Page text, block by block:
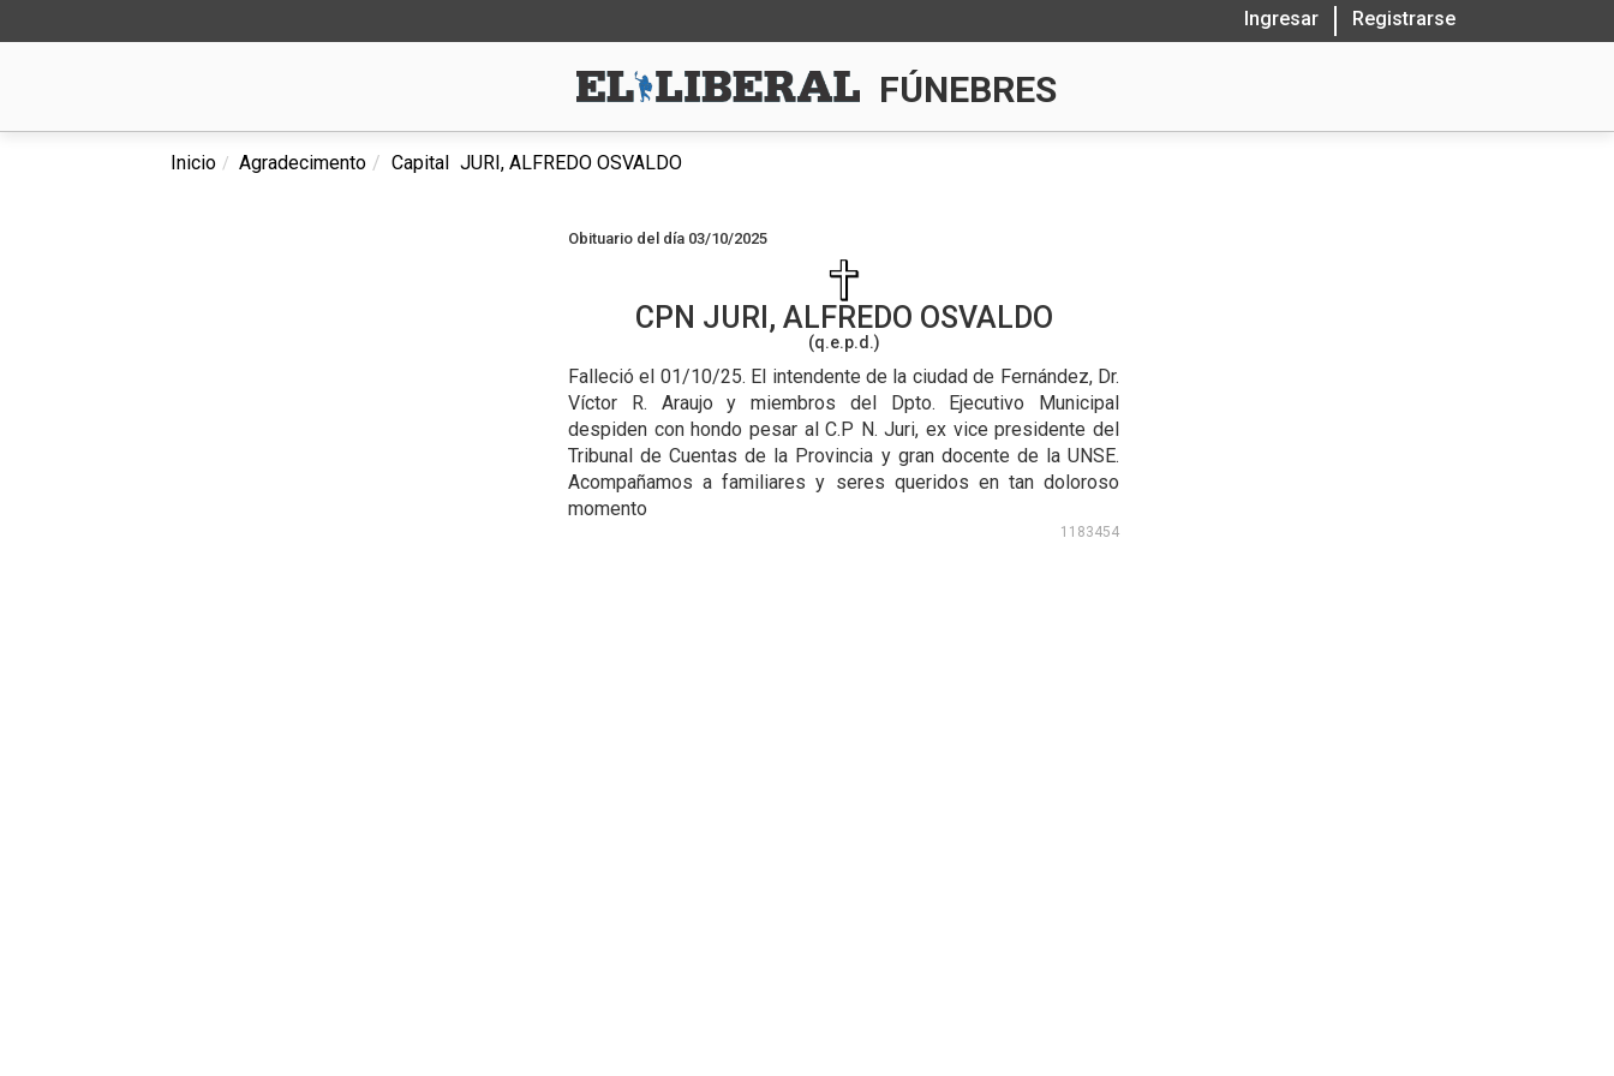
Ingresar Registrarse
FÚNEBRES
Inicio Agradecimento Capital JURI, ALFREDO OSVALDO
Obituario del día 03/10/2025
CPN JURI, ALFREDO OSVALDO
(q.e.p.d.)
Falleció el 01/10/25. El intendente de la ciudad de Fernández, Dr.
Víctor R. Araujo y miembros del Dpto. Ejecutivo Municipal
despiden con hondo pesar al C.P N. Juri, ex vice presidente del
Tribunal de Cuentas de la Provincia y gran docente de la UNSE.
Acompañamos a familiares y seres queridos en tan doloroso
momento
1183454